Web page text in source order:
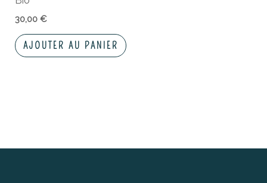
30,00€
AJOUTER AU PANIER